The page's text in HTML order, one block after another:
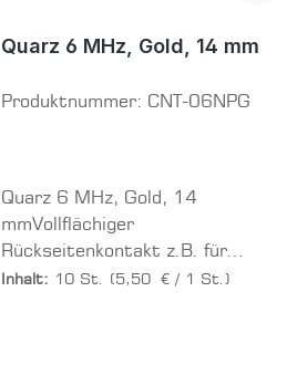
Quarz 6 MHz, Gold, 14 mm
Produktnummer: CNT-06NPG
Quarz 6 MHz, Gold, 14
mmVollflächiger
Rückseitenkontakt z.B. für
Spiralkontaktfedern(1 VE = 1 Disc
Inhalt: 10 St. (5,50 € / 1 St.)